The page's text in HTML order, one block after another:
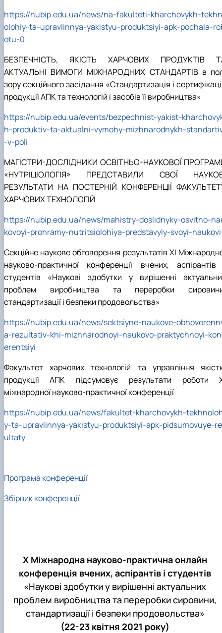
https://nubip.edu.ua/news/na-fakulteti-kharchovykh-tekhn
olohiy-ta-upravlinnya-yakistyu-produktsiyi-apk-pochala-
otu-0
БЕЗПЕЧНІСТЬ, ЯКІСТЬ ХАРЧОВИХ ПРОДУКТІВ
АКТУАЛЬНІ ВИМОГИ МІЖНАРОДНИХ СТАНДАРТІВ в
зору секційного засідання «Стандартизація і
продукції АПК та технологій і засобів її виробництва»
https://nubip.edu.ua/events/bezpechnist-yakist-
h-produktiv-ta-aktualni-vymohy-mizhnarodnykh-
-v-poli
МАГІСТРИ-ДОСЛІДНИКИ ОСВІТНЬО-НАУКОВОЇ
«НУТРІЦІОЛОГІЯ» ПРЕДСТАВИЛИ СВОЇ
РЕЗУЛЬТАТИ НА ПОСТЕРНІЙ КОНФЕРЕНЦІЇ
ХАРЧОВИХ ТЕХНОЛОГІЙ
https://nubip.edu.ua/news/mahistry-doslidnyky-osvitno-
kovoyi-prohramy-nutritsiolohiya-predstavyly-svoyi-naukovi
Секційне наукове обговорення результатів ХІ
науково-практичної конференції вчених, аспірантів
студентів «Наукові здобутки у вирішенні
проблем виробництва та переробки
стандартизації і безпеки продовольства»
https://nubip.edu.ua/news/sektsiyne-naukove-
a-rezultativ-khi-mizhnarodnoyi-naukovo-praktychnoyi-
erentsiyi
Факультет харчових технологій та управління
продукції АПК підсумовує результати роботи
міжнародної науково-практичної конференції
https://nubip.edu.ua/news/fakultet-kharchovykh-
y-ta-upravlinnya-yakistyu-produktsiyi-apk-pidsumovuye-
ultaty
Програма конференції
Збірник конференції
Х Міжнародна науково-практична онлайн
конференція вчених, аспірантів і студентів
«Наукові здобутки у вирішенні актуальних
проблем виробництва та переробки сировини,
стандартизації і безпеки продовольства»
(22-23 квітня 2021 року)